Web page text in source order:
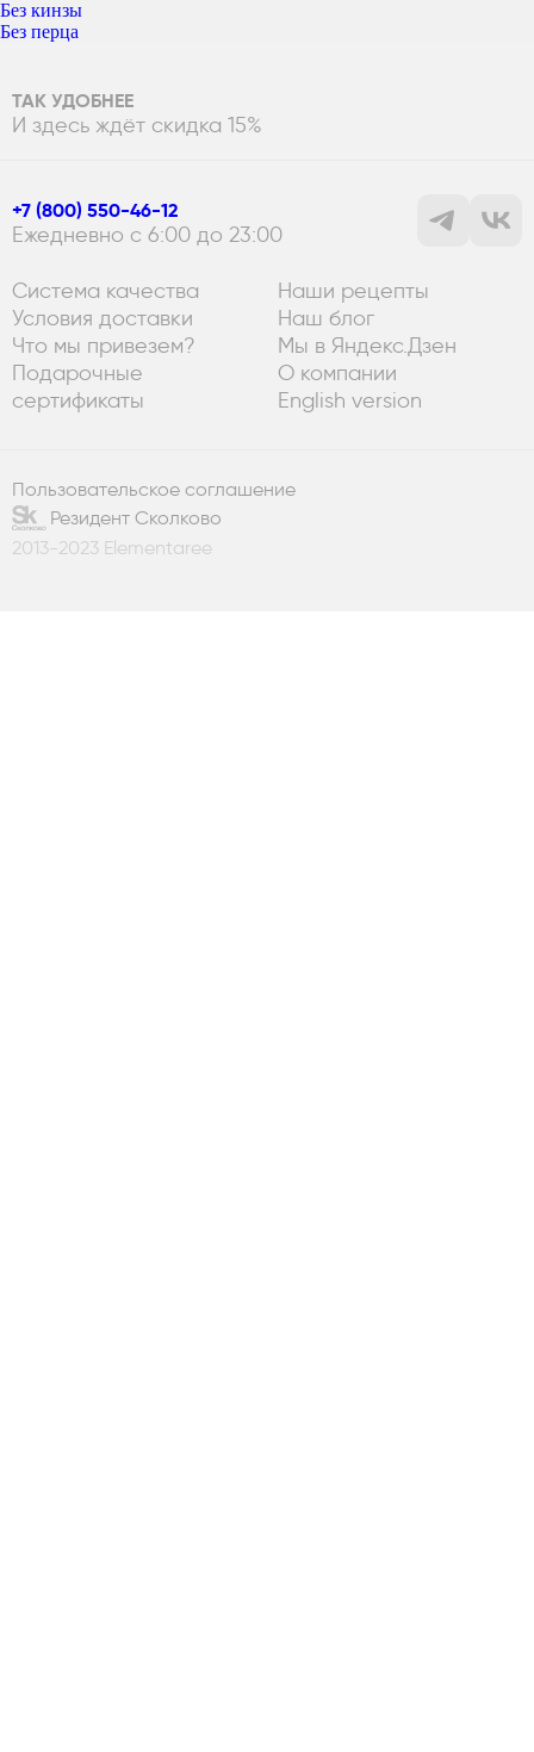
Без кинзы
Без перца
ТАК УДОБНЕЕ
И здесь ждёт скидка 15%
+7 (800) 550-46-12
Ежедневно с 6:00 до 23:00
Система качества
Условия доставки
Что мы привезем?
Подарочные
сертификаты
Наши рецепты
Наш блог
Мы в Яндекс.Дзен
О компании
English version
Пользовательское соглашение
Резидент Сколково
2013-2023 Elementaree